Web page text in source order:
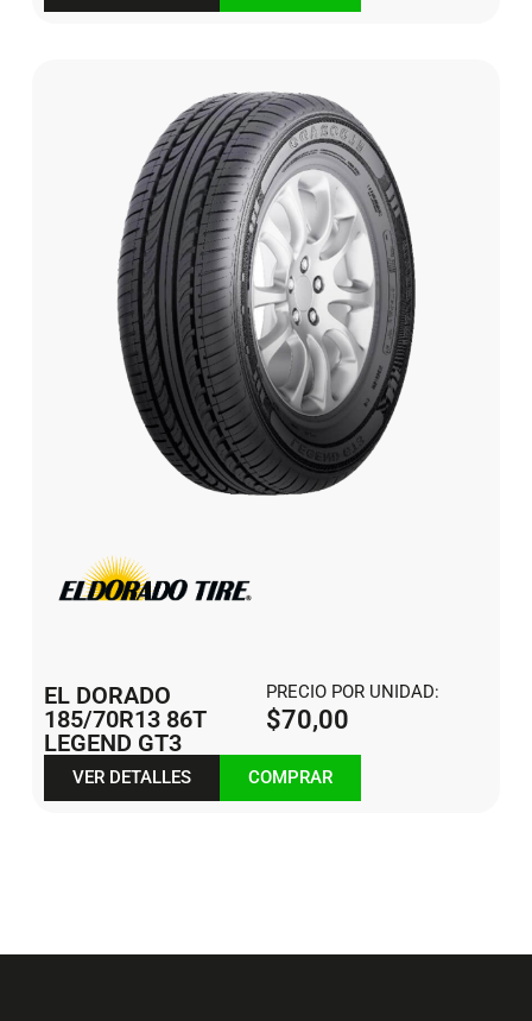
EL DORADO
185/70R13 86T
LEGEND GT3
PRECIO POR UNIDAD:
$70,00
VER DETALLES COMPRAR